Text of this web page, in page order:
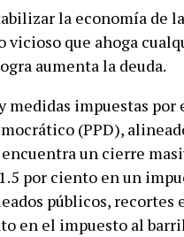
la economía de
vicioso que ahoga
aumenta la deuda.
medidas impuestas por
(PPD),
un cierre
por ciento en un
públicos, recortes
en el impuesto al